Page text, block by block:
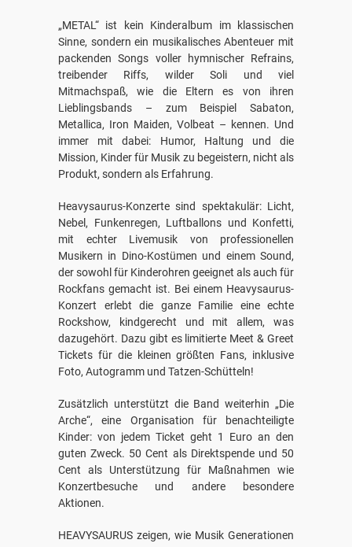
„METAL“ ist kein Kinderalbum im klassischen
Sinne, sondern ein musikalisches Abenteuer mit
packenden Songs voller hymnischer Refrains,
treibender Riffs, wilder Soli und viel
Mitmachspaß, wie die Eltern es von ihren
Lieblingsbands – zum Beispiel Sabaton,
Metallica, Iron Maiden, Volbeat – kennen. Und
immer mit dabei: Humor, Haltung und die
Mission, Kinder für Musik zu begeistern, nicht als
Produkt, sondern als Erfahrung.
Heavysaurus-Konzerte sind spektakulär: Licht,
Nebel, Funkenregen, Luftballons und Konfetti,
mit echter Livemusik von professionellen
Musikern in Dino-Kostümen und einem Sound,
der sowohl für Kinderohren geeignet als auch für
Rockfans gemacht ist. Bei einem Heavysaurus-
Konzert erlebt die ganze Familie eine echte
Rockshow, kindgerecht und mit allem, was
dazugehört. Dazu gibt es limitierte Meet & Greet
Tickets für die kleinen größten Fans, inklusive
Foto, Autogramm und Tatzen-Schütteln!
Zusätzlich unterstützt die Band weiterhin „Die
Arche“, eine Organisation für benachteiligte
Kinder: von jedem Ticket geht 1 Euro an den
guten Zweck. 50 Cent als Direktspende und 50
Cent als Unterstützung für Maßnahmen wie
Konzertbesuche und andere besondere
Aktionen.
HEAVYSAURUS zeigen, wie Musik Generationen